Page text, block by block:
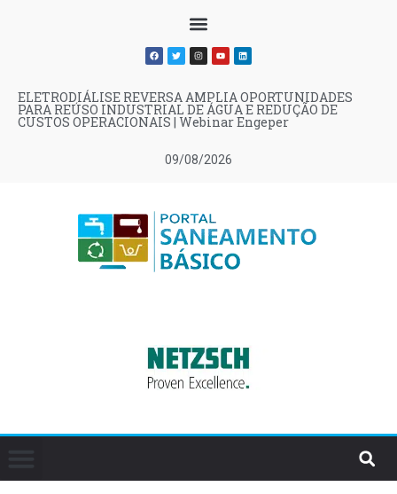
09/08/2026
ELETRODIÁLISE REVERSA AMPLIA OPORTUNIDADES
PARA REÚSO INDUSTRIAL DE ÁGUA E REDUÇÃO DE
CUSTOS OPERACIONAIS | Webinar Engeper